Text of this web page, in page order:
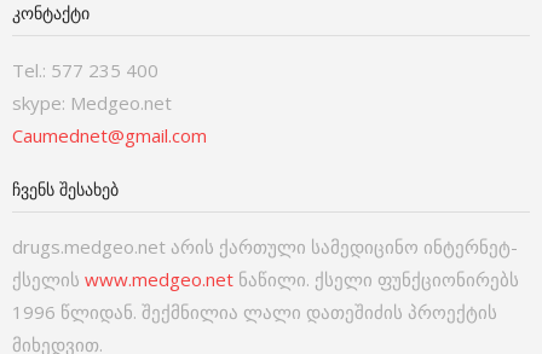
ᲙᲝᲜᲢᲐᲥᲢᲘ
Tel.: 577 235 400
skype: Medgeo.net
Caumednet@gmail.com
ᲩᲕᲔᲜᲡ ᲨᲔᲡᲐᲮᲔᲑ
drugs.medgeo.net არის ქართული სამედიცინო ინტერნეტ-
ქსელის www.medgeo.net ნაწილი. ქსელი ფუნქციონირებს
1996 წლიდან. შექმნილია ლალი დათეშიძის პროექტის
მიხედვით.